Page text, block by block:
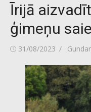
Īrijā
ģimeņu
Posted
31/08/2023 Author